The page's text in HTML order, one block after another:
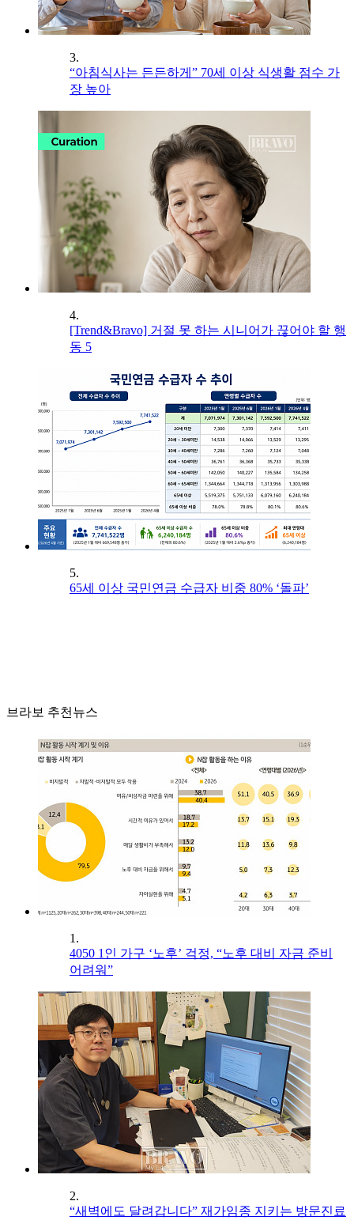
3.
“아침식사는 든든하게” 70세 이상 식생활 점수 가
장 높아
4.
[Trend&Bravo] 거절 못 하는 시니어가 끊어야 할 행
동 5
5.
65세 이상 국민연금 수급자 비중 80% ‘돌파’
브라보 추천뉴스
1.
4050 1인 가구 ‘노후’ 걱정, “노후 대비 자금 준비
어려워”
2.
“새벽에도 달려갑니다” 재가임종 지키는 방문진료